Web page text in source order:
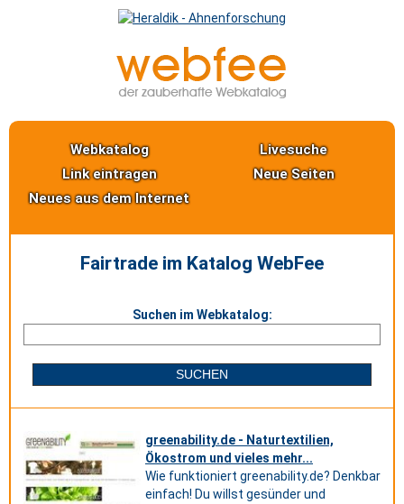
Webkatalog
Livesuche
Link eintragen
Neue Seiten
Neues aus dem Internet
Fairtrade im Katalog WebFee
Suchen im Webkatalog:
greenability.de - Naturtextilien,
Ökostrom und vieles mehr...
Wie funktioniert greenability.de? Denkbar
einfach! Du willst gesünder und